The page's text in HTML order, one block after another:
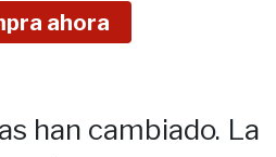
ahora
han cambiado. La